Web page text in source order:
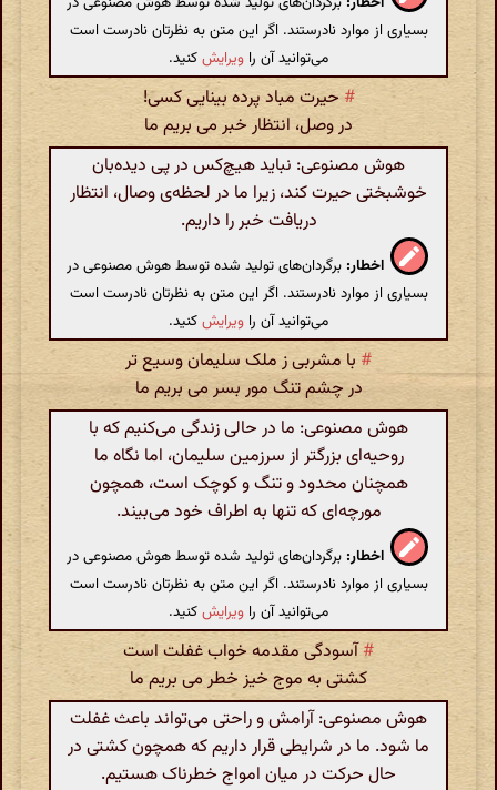
بسیاری از موارد نادرستند. اگر این متن به نظرتان نادرست است
می‌توانید آن را ویرایشکنید.
# حیرت مباد پرده بینایی کسی!
در وصل، انتظار خبر می بریم ما
هوش مصنوعی: نباید هیچ‌کس در پی دیده‌بان
خوشبختی حیرت کند، زیرا ما در لحظه‌ی وصال، انتظار
دریافت خبر را داریم.
اخطار: برگردان‌های تولید شده توسط هوش مصنوعی در
بسیاری از موارد نادرستند. اگر این متن به نظرتان نادرست است
می‌توانید آن را ویرایشکنید.
# با مشربی ز ملک سلیمان وسیع تر
در چشم تنگ مور بسر می بریم ما
هوش مصنوعی: ما در حالی زندگی می‌کنیم که با
روحیه‌ای بزرگتر از سرزمین سلیمان، اما نگاه ما
همچنان محدود و تنگ و کوچک است، همچون
مورچه‌ای که تنها به اطراف خود می‌بیند.
اخطار: برگردان‌های تولید شده توسط هوش مصنوعی در
بسیاری از موارد نادرستند. اگر این متن به نظرتان نادرست است
می‌توانید آن را ویرایشکنید.
#آسودگی مقدمه خواب غفلت است
کشتی به موج خیز خطر می بریم ما
هوش مصنوعی: آرامش و راحتی می‌تواند باعث غفلت
ما شود. ما در شرایطی قرار داریم که همچون کشتی در
حال حرکت در میان امواج خطرناک هستیم.